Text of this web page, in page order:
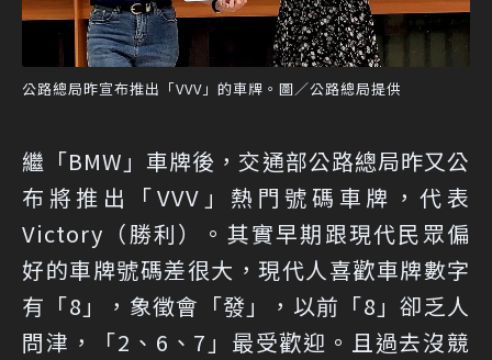
公路總局昨宣布推出「VVV」的車牌。圖／公路總局提供
繼「BMW」車牌後，交通部公路總局昨又公
布將推出「VVV」熱門號碼車牌，代表
Victory（勝利）。其實早期跟現代民眾偏
好的車牌號碼差很大，現代人喜歡車牌數字
有「8」，象徵會「發」，以前「8」卻乏人
問津，「2、6、7」最受歡迎。且過去沒競